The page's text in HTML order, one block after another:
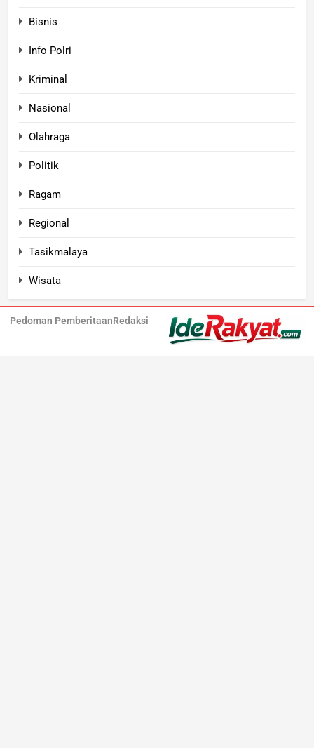
Bisnis
Info Polri
Kriminal
Nasional
Olahraga
Politik
Ragam
Regional
Tasikmalaya
Wisata
Pedoman PemberitaanRedaksi